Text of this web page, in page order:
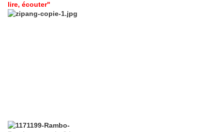
lire, écouter"